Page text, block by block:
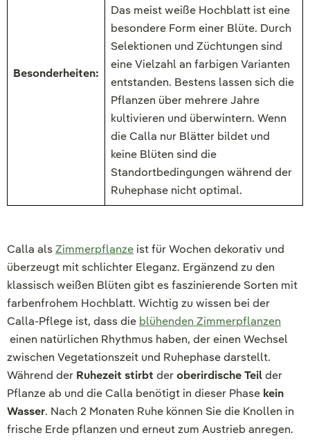
Besonderheiten:
Das meist weiße Hochblatt ist eine
besondere Form einer Blüte. Durch
Selektionen und Züchtungen sind
eine Vielzahl an farbigen Varianten
entstanden. Bestens lassen sich die
Pflanzen über mehrere Jahre
kultivieren und überwintern. Wenn
die Calla nur Blätter bildet und
keine Blüten sind die
Standortbedingungen während der
Ruhephase nicht optimal.
Calla alsZimmerpflanze ist für Wochen dekorativ und
überzeugt mit schlichter Eleganz. Ergänzend zu den
klassisch weißen Blüten gibt es faszinierende Sorten mit
farbenfrohem Hochblatt. Wichtig zu wissen bei der
Calla-Pflege ist, dass die blühenden Zimmerpflanzen
einen natürlichen Rhythmus haben, der einen Wechsel
zwischen Vegetationszeit und Ruhephase darstellt.
Während der Ruhezeit stirbt deroberirdische Teilder
Pflanze ab und die Calla benötigt in dieser Phase kein
Wasser. Nach 2 Monaten Ruhe können Sie die Knollen in
frische Erde pflanzen und erneut zum Austrieb anregen.